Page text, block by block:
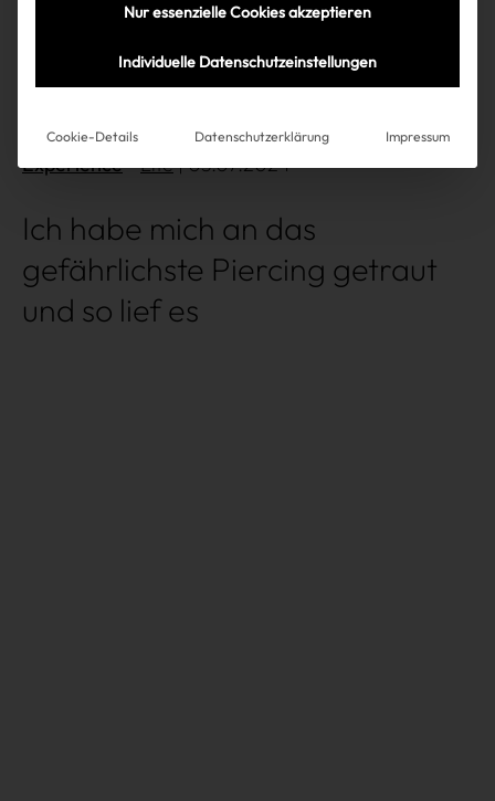
Experience Life| 05.07.2024
Ich habe mich an das
gefährlichste Piercing getraut
und so lief es
Nur essenzielle Cookies akzeptieren
Individuelle Datenschutzeinstellungen
Cookie-Details Datenschutzerklärung Impressum